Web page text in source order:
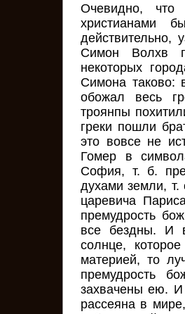
Очевидно,
христианами
действительно,
Симон Волхв
некоторых
Симона таково:
обожал весь
троянпы
греки пошли
это вовсе не
Гомер в
София, т. б.
духами земли,
царевича
премудрость
все бездны. И
солнце,
материей, то
премудрость
захвачены ею. И
рассеяна в